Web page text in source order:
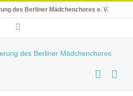
des Berliner Mädchenchores e. V.